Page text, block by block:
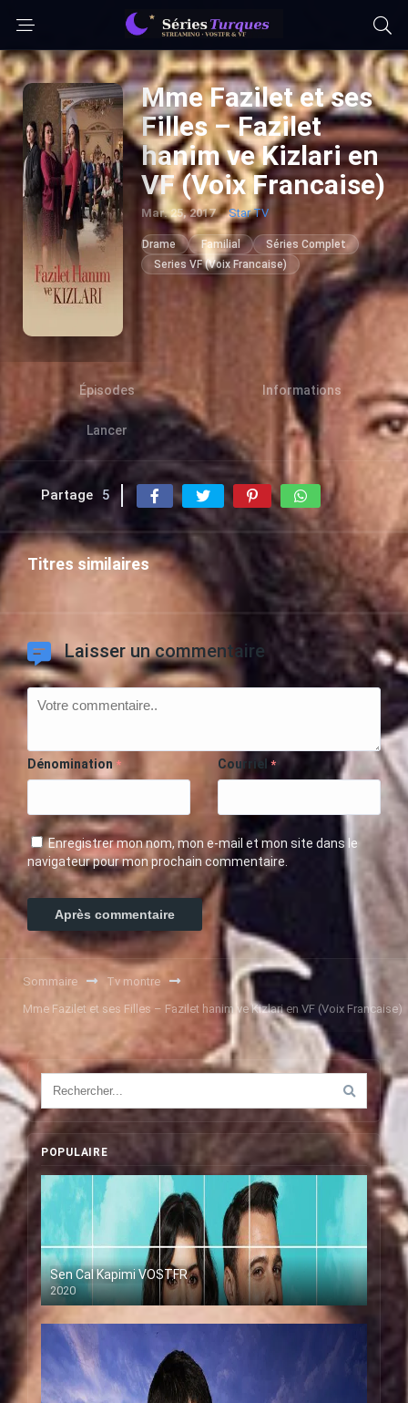
Mme Fazilet et ses
Filles – Fazilet
hanim ve Kizlari en
VF (Voix Francaise)
Mar. 25, 2017 Star TV
Drame Familial
Séries Complet
Series VF (Voix Francaise)
Épisodes Informations
Lancer
Partage 5
Titres similaires
Laisser un commentaire
Dénomination * Courriel *
Enregistrer mon nom, mon e-mail et mon site dans le
navigateur pour mon prochain commentaire.
Sommaire
Tv montre
Mme Fazilet et ses Filles – Fazilet hanim ve Kizlari en VF (Voix Francaise)
POPULAIRE
Sen Cal Kapimi VOSTFR
2020